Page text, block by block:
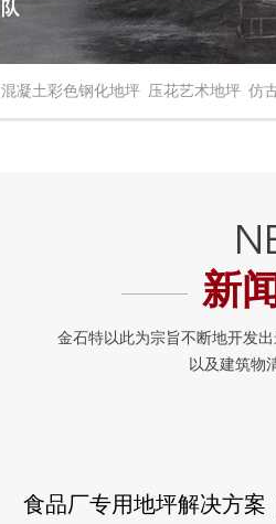
混凝土彩色钢化地坪 压花艺术地坪 仿
新闻
食品厂专用地坪解决方案